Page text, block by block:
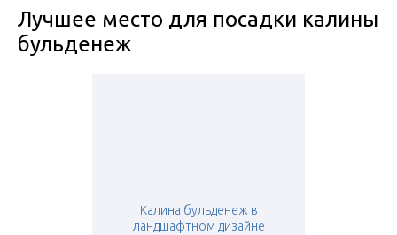
Лучшее место для посадки калины
бульденеж
Калина бульденеж в
ландшафтном дизайне